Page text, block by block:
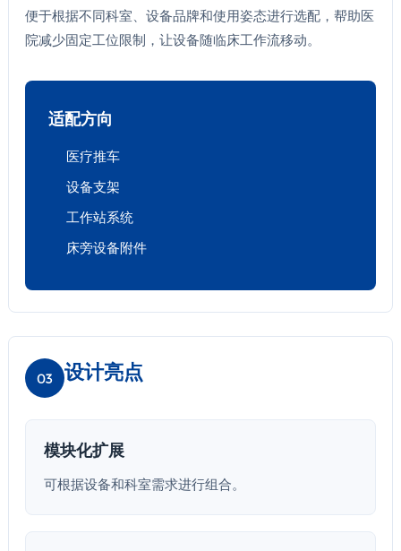
便于根据不同科室、设备品牌和使用姿态进行选配，帮助医
院减少固定工位限制，让设备随临床工作流移动。
适配方向
医疗推车
设备支架
工作站系统
床旁设备附件
03 设计亮点
模块化扩展
可根据设备和科室需求进行组合。